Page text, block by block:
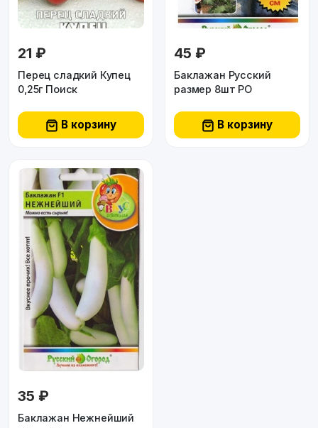
21 ₽
Перец сладкий Купец
0,25г Поиск
В корзину
45 ₽
Баклажан Русский
размер 8шт РО
В корзину
35 ₽
Баклажан Нежнейший